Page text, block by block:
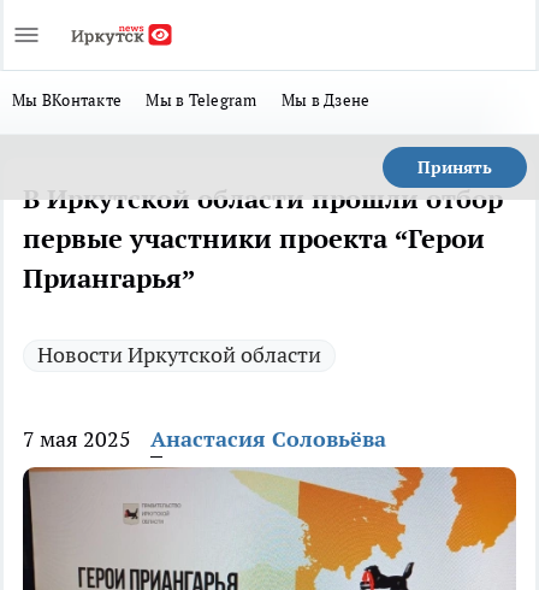
Мы ВКонтакте Мы в Telegram Мы в Дзене
Принять
В Иркутской области прошли отбор
первые участники проекта “Герои
Приангарья”
Новости Иркутской области
7 мая 2025 Анастасия Соловьёва